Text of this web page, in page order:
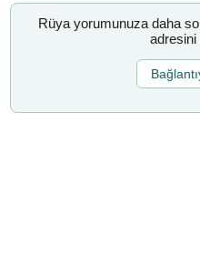
Rüya yorumunuza daha
adresini